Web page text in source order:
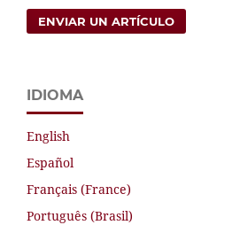
ENVIAR UN ARTÍCULO
IDIOMA
English
Español
Français (France)
Português (Brasil)